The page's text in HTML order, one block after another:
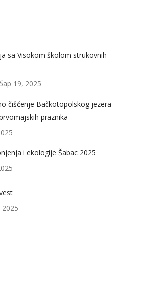
sa Visokom školom strukovnih
19, 2025
čišćenje Bačkotopolskog jezera
praznika
i ekologije Šabac 2025
2025